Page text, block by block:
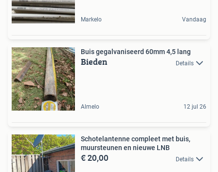
Markelo Vandaag
Buis gegalvaniseerd 60mm 4,5 lang
Bieden Details
Almelo 12 jul 26
Schotelantenne compleet met buis,
muursteunen en nieuwe LNB
€ 20,00 Details